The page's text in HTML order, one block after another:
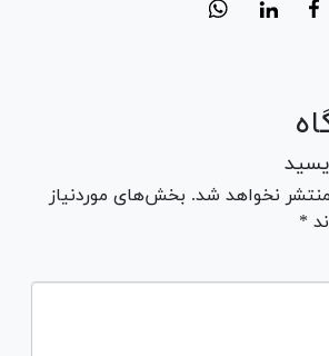
نخواهد شد. بخش‌های موردنیاز
*